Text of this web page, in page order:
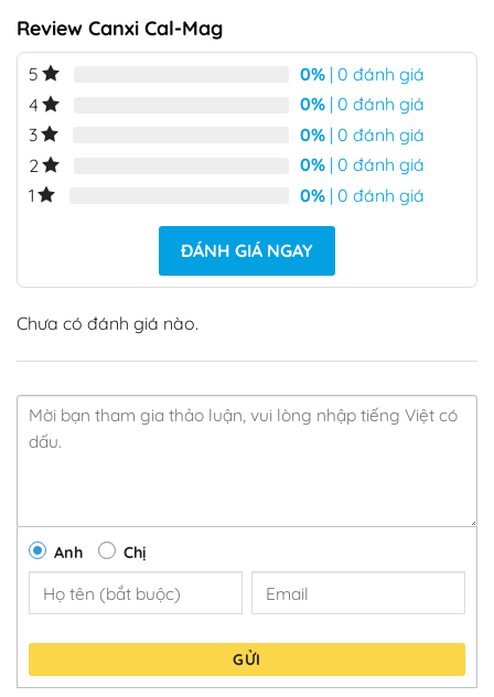
Review Canxi Cal-Mag
5 0% | 0 đánh giá
4
0% | 0 đánh giá
3
0% | 0 đánh giá
2
0% | 0 đánh giá
1
0% | 0 đánh giá
ĐÁNH GIÁ NGAY
Chưa có đánh giá nào.
Anh Chị
GỬI